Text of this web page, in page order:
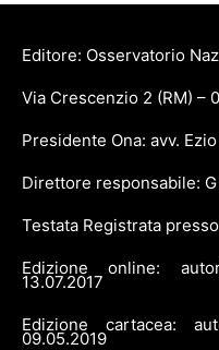
Editore: Osservatorio
Via Crescenzio 2 (RM) –
Presidente Ona: avv.
Direttore responsabile:
Testata Registrata
Edizione online:
13.07.2017
Edizione cartacea:
09.05.2019